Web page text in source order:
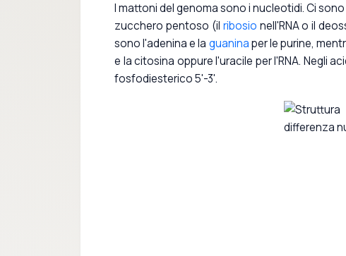
I mattoni del genoma sono i nucleotidi. Ci
zucchero pentoso (il ribosio nell'RNA o il
sono l'adenina e la guaninaper le purine,
e la citosina oppure l'uracile per l'RNA. Negli
fosfodiesterico 5'-3'.